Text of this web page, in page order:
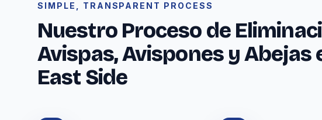
SIMPLE, TRANSPARENT PROCESS
Nuestro Proceso de
Avispas, Avispones y Abejas
East Side